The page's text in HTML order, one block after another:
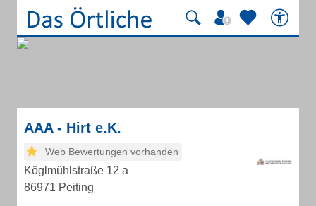
AAA - Hirt e.K.
Web Bewertungen vorhanden
Köglmühlstraße 12 a
86971 Peiting